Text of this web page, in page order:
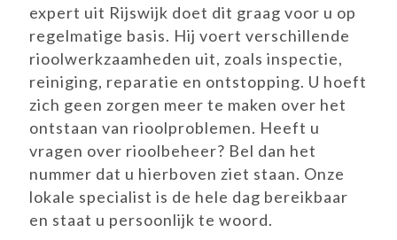
expert uit Rijswijk doet dit graag voor u op
regelmatige basis. Hij voert verschillende
rioolwerkzaamheden uit, zoals inspectie,
reiniging, reparatie en ontstopping. U hoeft
zich geen zorgen meer te maken over het
ontstaan van rioolproblemen. Heeft u
vragen over rioolbeheer? Bel dan het
nummer dat u hierboven ziet staan. Onze
lokale specialist is de hele dag bereikbaar
en staat u persoonlijk te woord.